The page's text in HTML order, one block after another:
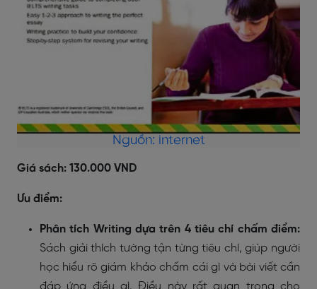
Nguồn: internet
Giá sách: 130.000 VND
Ưu điểm:
Phân tích Writing dựa trên 4 tiêu chí chấm điểm:
Sách giải thích tường tận từng tiêu chí, giúp người
học hiểu rõ giám khảo chấm cái gì và bài viết cần
đáp ứng điều gì. Điều này rất quan trọng cho